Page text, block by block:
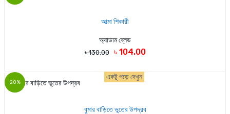
আত্মা শিকারী
অ্যাডাম ব্লেড
৳ 130.00 ৳ 104.00
20%
একটু পড়ে দেখুন
বুমার বাড়িতে ভূতের উপদ্রব